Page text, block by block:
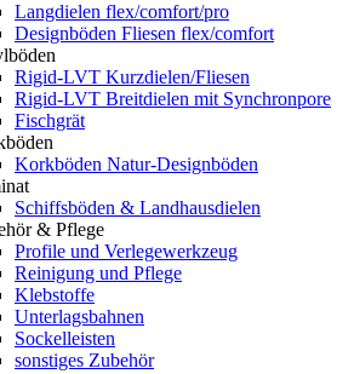
Langdielen flex/comfort/pro
Designböden Fliesen flex/comfort
Rigid-LVT Kurzdielen/Fliesen
Rigid-LVT Breitdielen mit Synchronpore
Fischgrät
Korkböden Natur-Designböden
Schiffsböden & Landhausdielen
& Pflege
Profile und Verlegewerkzeug
Reinigung und Pflege
Klebstoffe
Unterlagsbahnen
Sockelleisten
sonstiges Zubehör